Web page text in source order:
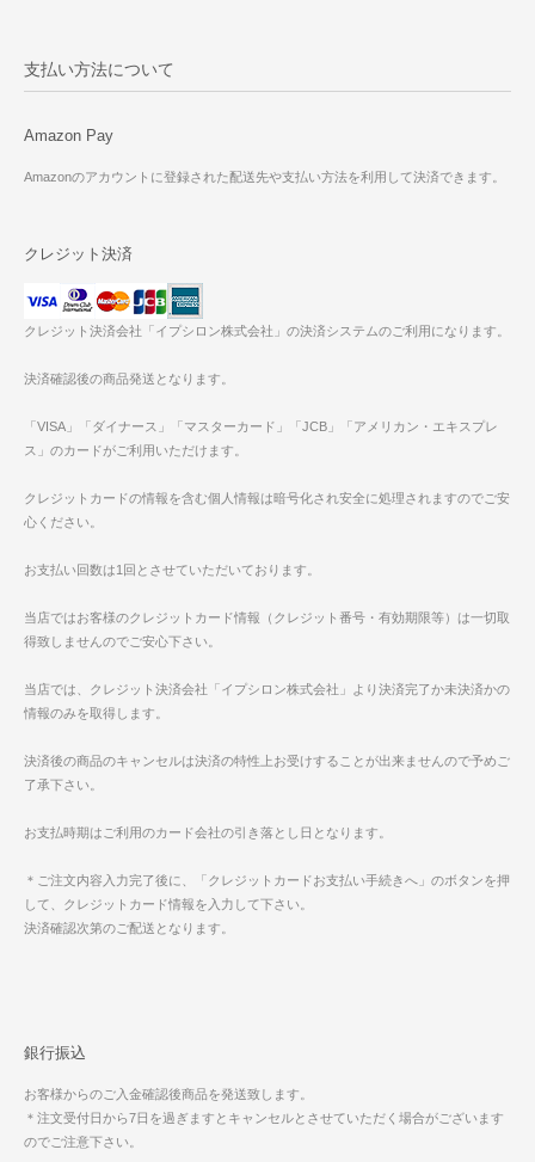
支払い方法について
Amazon Pay
Amazonのアカウントに登録された配送先や支払い方法を利用して決済できます。
クレジット決済
クレジット決済会社「イプシロン株式会社」の決済システムのご利用になります。
決済確認後の商品発送となります。
「VISA」「ダイナース」「マスターカード」「JCB」「アメリカン・エキスプレ
ス」のカードがご利用いただけます。
クレジットカードの情報を含む個人情報は暗号化され安全に処理されますのでご安
心ください。
お支払い回数は1回とさせていただいております。
当店ではお客様のクレジットカード情報（クレジット番号・有効期限等）は一切取
得致しませんのでご安心下さい。
当店では、クレジット決済会社「イプシロン株式会社」より決済完了か未決済かの
情報のみを取得します。
決済後の商品のキャンセルは決済の特性上お受けすることが出来ませんので予めご
了承下さい。
お支払時期はご利用のカード会社の引き落とし日となります。
＊ご注文内容入力完了後に、「クレジットカードお支払い手続きへ」のボタンを押
して、クレジットカード情報を入力して下さい。
決済確認次第のご配送となります。
銀行振込
お客様からのご入金確認後商品を発送致します。
＊注文受付日から7日を過ぎますとキャンセルとさせていただく場合がございます
のでご注意下さい。